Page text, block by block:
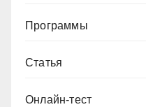
Программы
Статья
Онлайн-тест